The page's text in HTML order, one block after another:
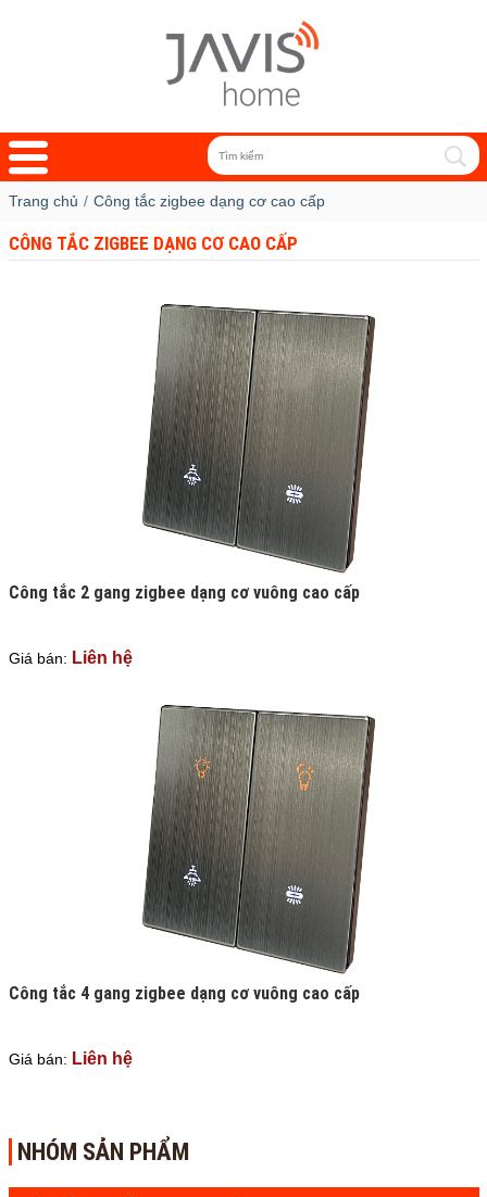
Trang chủ Công tắc zigbee dạng cơ cao cấp
CÔNG TẮC ZIGBEE DẠNG CƠ CAO CẤP
Công tắc 2 gang zigbee dạng cơ vuông cao cấp
Giá bán: Liên hệ
Công tắc 4 gang zigbee dạng cơ vuông cao cấp
Giá bán: Liên hệ
NHÓM SẢN PHẨM